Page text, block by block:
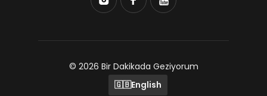
© 2026 Bir Dakikada Geziyorum
🇬🇧English